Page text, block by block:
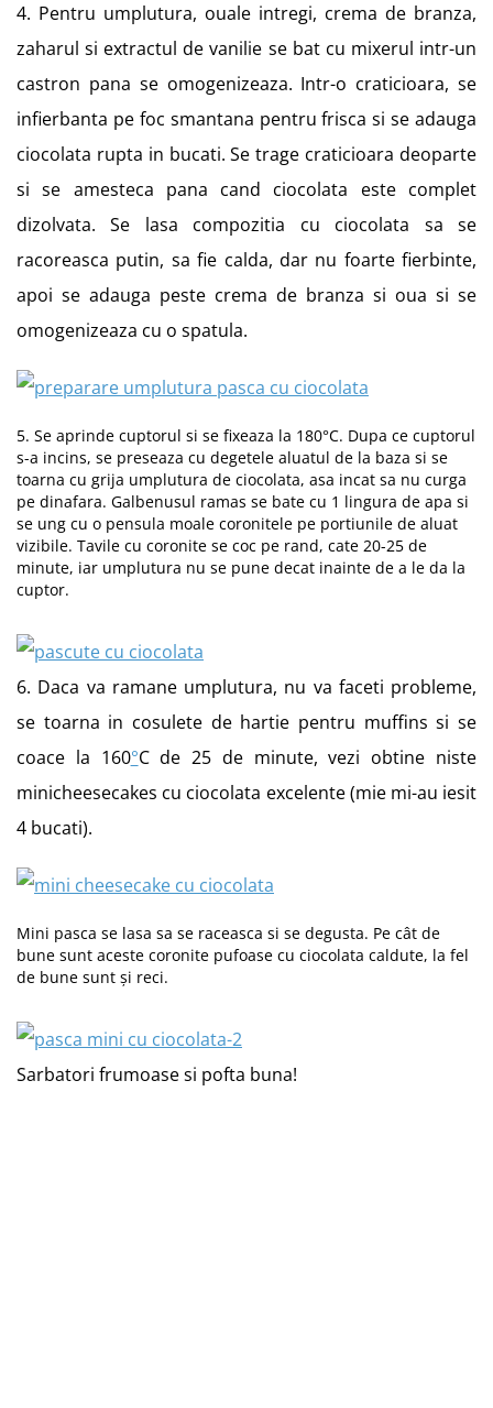
4. Pentru umplutura, ouale intregi, crema de branza,
zaharul si extractul de vanilie se bat cu mixerul intr-un
castron pana se omogenizeaza. Intr-o craticioara, se
infierbanta pe foc smantana pentru frisca si se adauga
ciocolata rupta in bucati. Se trage craticioara deoparte
si se amesteca pana cand ciocolata este complet
dizolvata. Se lasa compozitia cu ciocolata sa se
racoreasca putin, sa fie calda, dar nu foarte fierbinte,
apoi se adauga peste crema de branza si oua si se
omogenizeaza cu o spatula.
5. Se aprinde cuptorul si se fixeaza la 180°C. Dupa ce cuptorul
s-a incins, se preseaza cu degetele aluatul de la baza si se
toarna cu grija umplutura de ciocolata, asa incat sa nu curga
pe dinafara. Galbenusul ramas se bate cu 1 lingura de apa si
se ung cu o pensula moale coronitele pe portiunile de aluat
vizibile. Tavile cu coronite se coc pe rand, cate 20-25 de
minute, iar umplutura nu se pune decat inainte de a le da la
cuptor.
6. Daca va ramane umplutura, nu va faceti probleme,
se toarna in cosulete de hartie pentru muffins si se
coace la 160°C de 25 de minute, vezi obtine niste
minicheesecakes cu ciocolata excelente (mie mi-au iesit
4 bucati).
Mini pasca se lasa sa se raceasca si se degusta. Pe cât de
bune sunt aceste coronite pufoase cu ciocolata caldute, la fel
de bune sunt și reci.
Sarbatori frumoase si pofta buna!